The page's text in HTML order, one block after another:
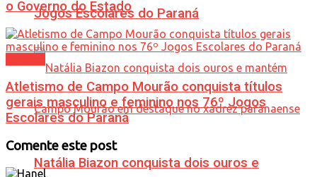
Jogos Escolares do Paraná
Natália Biazon conquista dois ouros e
o Governo do Estado
Atletismo de Campo Mourão conquista títulos
gerais masculino e feminino nos 76º Jogos
Escolares do Paraná
Comente este post